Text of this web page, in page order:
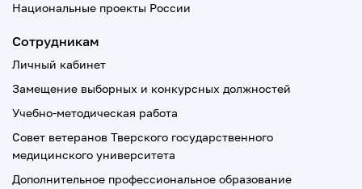
Национальные проекты России
Сотрудникам
Личный кабинет
Замещение выборных и конкурсных должностей
Учебно-методическая работа
Совет ветеранов Тверского государственного
медицинского университета
Дополнительное профессиональное образование